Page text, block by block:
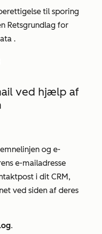
til sporing
Retsgrundlag for
.
ved hjælp af
og e-
e-mailadresse
i dit CRM,
ved siden af deres
.